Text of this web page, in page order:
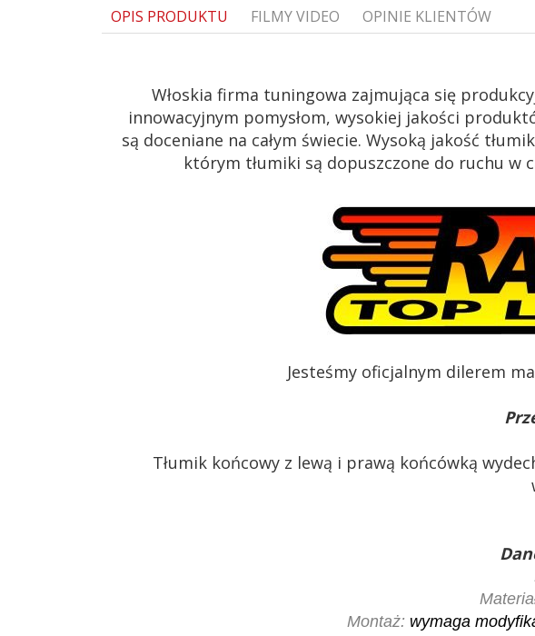
OPIS PRODUKTU FILMY VIDEO OPINIE KLIENTÓW
Włoskia firma tuningowa zajmująca się
innowacyjnym pomysłom, wysokiej jakości
są doceniane na całym świecie. Wysoką jakość
którym tłumiki są dopuszczone do ruchu w
Jesteśmy oficjalnym dilerem
Tłumik końcowy z lewą i prawą końcówką
Montaż: wymaga